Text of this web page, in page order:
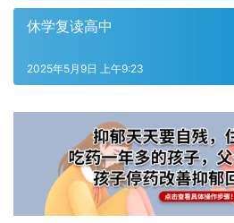
休学复读高中
2025年5月9日 上午9:23